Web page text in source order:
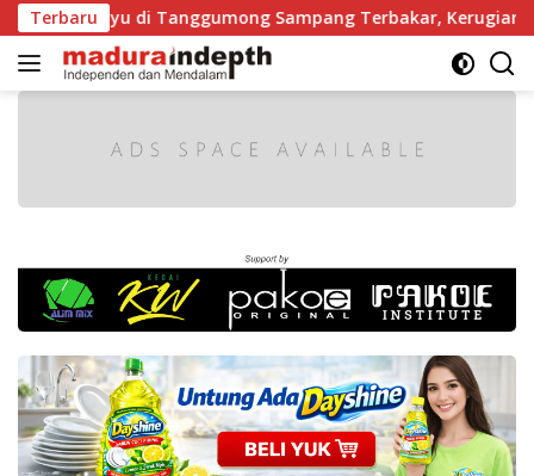
Langsung
ke
konten
Terbaru
Kayu di Tanggumong Sampang Terbakar, Kerugian Capai